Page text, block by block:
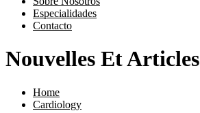
Especialidades
Contacto
Nouvelles Et Articles
Home
Cardiology